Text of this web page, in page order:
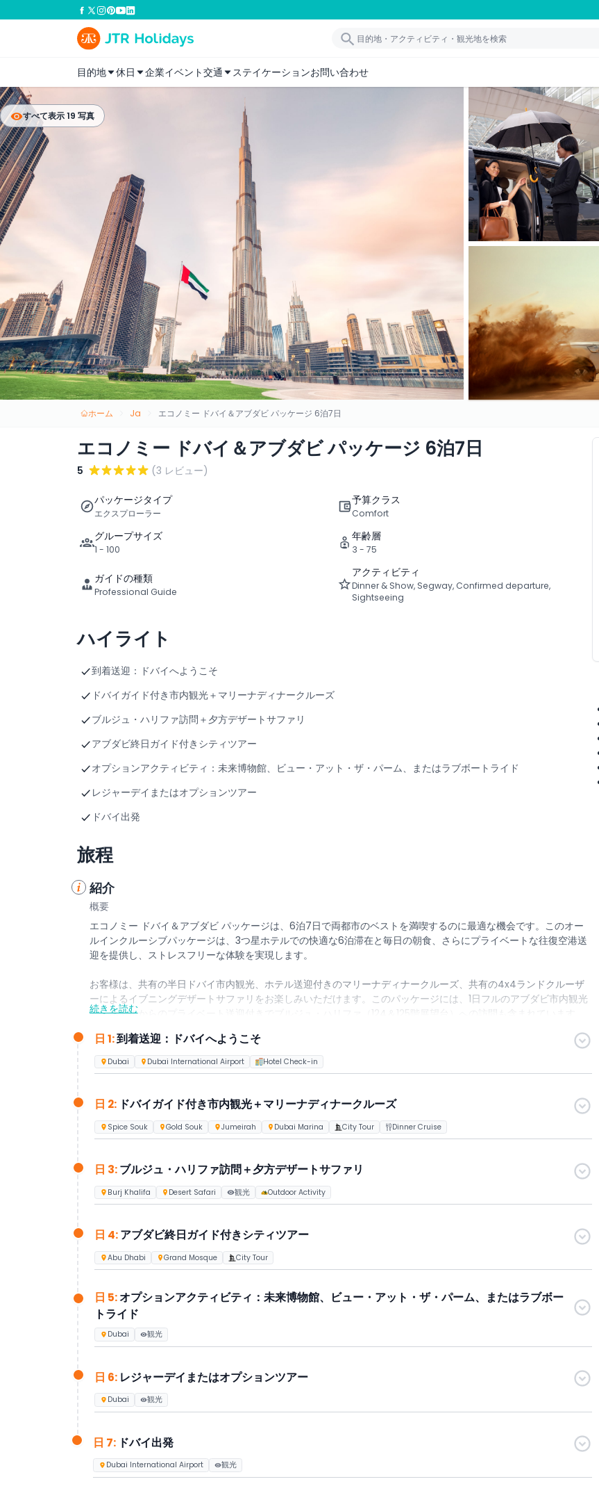
目的地 休日 企業イベント交通 ステイケーションお問い合わせ
すべて表示 19 写真
ホーム Ja エコノミー ドバイ＆アブダビ パッケージ 6泊7日
エコノミー ドバイ＆アブダビ パッケージ 6泊7日
5 (3 レビュー)
パッケージタイプ
エクスプローラー
予算クラス
Comfort
グループサイズ
1 - 100
年齢層
3 - 75
ガイドの種類
Professional Guide
アクティビティ
Dinner & Show, Segway, Confirmed departure,
Sightseeing
ハイライト
到着送迎：ドバイへようこそ
ドバイガイド付き市内観光＋マリーナディナークルーズ
ブルジュ・ハリファ訪問＋夕方デザートサファリ
アブダビ終日ガイド付きシティツアー
オプションアクティビティ：未来博物館、ビュー・アット・ザ・パーム、またはラブボートライド
レジャーデイまたはオプションツアー
ドバイ出発
旅程
紹介
概要
エコノミー ドバイ＆アブダビ パッケージは、6泊7日で両都市のベストを満喫するのに最適な機会です。このオー
ルインクルーシブパッケージは、3つ星ホテルでの快適な6泊滞在と毎日の朝食、さらにプライベートな往復空港送
迎を提供し、ストレスフリーな体験を実現します。
お客様は、共有の半日ドバイ市内観光、ホテル送迎付きのマリーナディナークルーズ、共有の4x4ランドクルーザ
ーによるイブニングデザートサファリをお楽しみいただけます。このパッケージには、1日フルのアブダビ市内観光
と、ホテルからのプライベート送迎付きでブルジュ・ハリファ（124＆125階展望台）への訪問も含まれています。
5日目には、未来博物館の入場券、ザ・パーム展望台チケット、または75分のラブボート（スピードボート）ライ
ドの3つの刺激的なオプションから1つを選んで体験をカスタマイズできます。
ジャータイムのバランスが取れた内容で、ドバイとアブダビの冒険を最大限にお楽しみいただけます。
続きを読む
日 1:到着送迎：ドバイへようこそ
Dubai Dubai International Airport Hotel Check-in
日 2: ドバイガイド付き市内観光＋マリーナディナークルーズ
Spice Souk Gold Souk Jumeirah Dubai Marina City Tour Dinner Cruise
日 3:ブルジュ・ハリファ訪問＋夕方デザートサファリ
Burj Khalifa Desert Safari 観光 Outdoor Activity
日 4:アブダビ終日ガイド付きシティツアー
Abu Dhabi Grand Mosque City Tour
日 5:オプションアクティビティ：未来博物館、ビュー・アット・ザ・パーム、またはラブボー
トライド
Dubai 観光
日 6: レジャーデイまたはオプションツアー
Dubai 観光
日 7: ドバイ出発
Dubai International Airport 観光